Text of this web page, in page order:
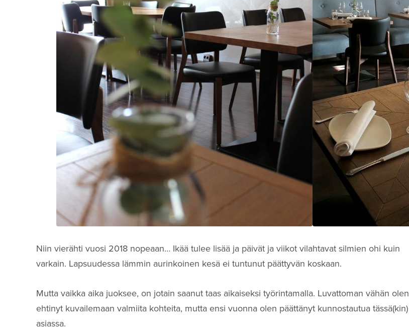
Niin vierähti vuosi 2018 nopeaan… Ikää tulee lisää ja päivät ja viikot vilahtavat silmien ohi kuin
varkain. Lapsuudessa lämmin aurinkoinen kesä ei tuntunut päättyvän koskaan.
Mutta vaikka aika juoksee, on jotain saanut taas aikaiseksi työrintamalla. Luvattoman vähän olen
ehtinyt kuvailemaan valmiita kohteita, mutta ensi vuonna olen päättänyt kunnostautua tässä(kin)
asiassa.